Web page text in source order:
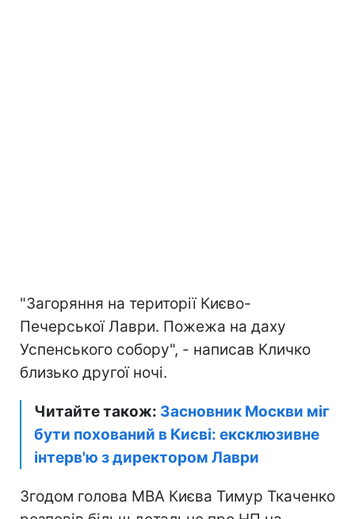
"Загоряння на території Києво-
Печерської Лаври. Пожежа на даху
Успенського собору", - написав Кличко
близько другої ночі.
Читайте також: Засновник Москви міг
бути похований в Києві: ексклюзивне
інтерв'ю з директором Лаври
Згодом голова МВА Києва Тимур Ткаченко